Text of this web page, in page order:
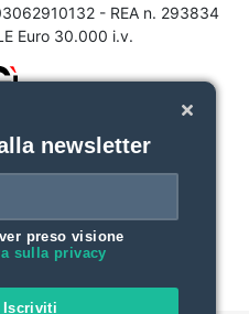
- REA n. 293834
Euro 30.000 i.v.
newsletter
preso visione
sulla privacy
Iscriviti